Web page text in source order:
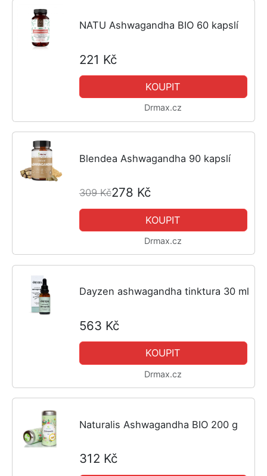
NATU Ashwagandha BIO 60 kapslí
221 Kč
KOUPIT
Drmax.cz
Blendea Ashwagandha 90 kapslí
309 Kč278 Kč
KOUPIT
Drmax.cz
Dayzen ashwagandha tinktura 30 ml
563 Kč
KOUPIT
Drmax.cz
Naturalis Ashwagandha BIO 200 g
312 Kč